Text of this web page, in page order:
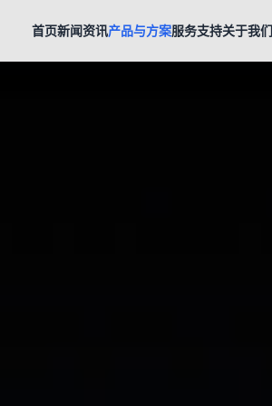
首页新闻资讯产品与方案服务支持关于我们